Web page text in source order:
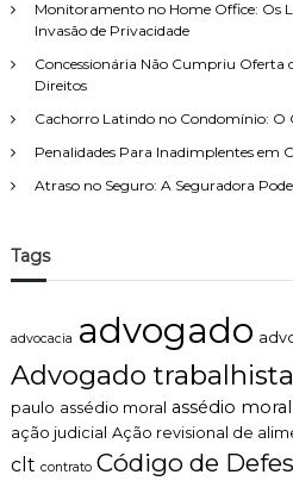
Monitoramento no Home Office: Os
Invasão de Privacidade
Concessionária Não Cumpriu Oferta
Direitos
Cachorro Latindo no Condomínio: O
Penalidades Para Inadimplentes em
Atraso no Seguro: A Seguradora
Tags
advocacia advogado
Advogado trabalhista
paulo assédio moral assédio
ação judicial Ação revisional de
clt contrato Código de